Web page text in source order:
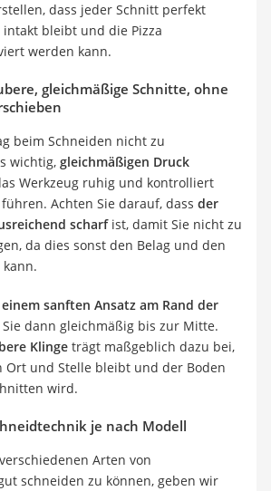
dass jeder Schnitt perfekt
bleibt und die Pizza
werden kann.
gleichmäßige Schnitte, ohne
beim Schneiden nicht zu
wichtig, gleichmäßigen Druck
Werkzeug ruhig und kontrolliert
Achten Sie darauf, dass der
scharfist, damit Sie nicht zu
da dies sonst den Belag und den
sanften Ansatz am Rand der
dann gleichmäßig bis zur Mitte.
Klinge trägt maßgeblich dazu bei,
Ort und Stelle bleibt und der Boden
wird.
je nach Modell
Arten von
schneiden zu können, geben wir